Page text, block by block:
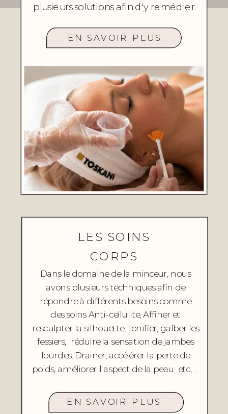
plusieurs solutions afin d'y remédier
EN SAVOIR PLUS
LES SOINS
CORPS
Dans le domaine de la minceur, nous
avons plusieurs techniques afin de
répondre à différents besoins comme
des soins Anti-cellulite, Affiner et
resculpter la silhouette, tonifier, galber les
fessiers, réduire la sensation de jambes
lourdes, Drainer, accélérer la perte de
poids, améliorer l'aspect de la peau etc, ..
EN SAVOIR PLUS